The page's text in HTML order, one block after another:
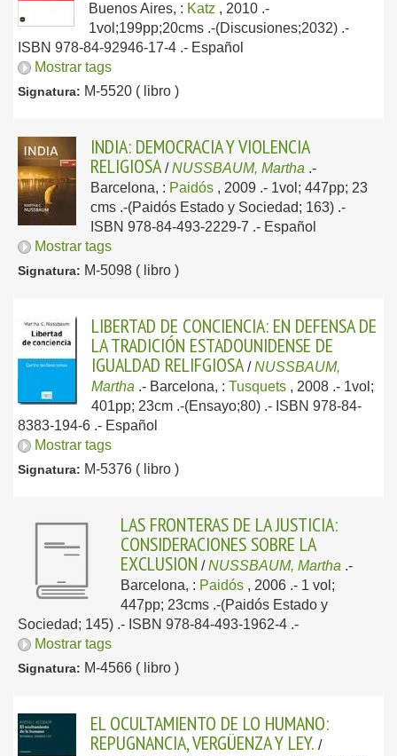
Buenos Aires, : Katz , 2010 .-
1vol;199pp;20cms .-(Discusiones;2032) .-
ISBN 978-84-92946-17-4 .- Español
Mostrar tags
Signatura: M-5520 ( libro )
INDIA: DEMOCRACIA Y VIOLENCIA
RELIGIOSA /NUSSBAUM, Martha .-
Barcelona, : Paidós , 2009 .- 1vol; 447pp; 23
cms .-(Paidós Estado y Sociedad; 163) .-
ISBN 978-84-493-2229-7 .- Español
Mostrar tags
Signatura: M-5098 ( libro )
LIBERTAD DE CONCIENCIA: EN DEFENSA DE
LA TRADICIÓN ESTADOUNIDENSE DE
IGUALDAD RELIFGIOSA /NUSSBAUM,
Martha .- Barcelona, : Tusquets , 2008 .- 1vol;
401pp; 23cm .-(Ensayo;80) .- ISBN 978-84-
8383-194-6 .- Español
Mostrar tags
Signatura: M-5376 ( libro )
LAS FRONTERAS DE LA JUSTICIA:
CONSIDERACIONES SOBRE LA
EXCLUSION /NUSSBAUM, Martha .-
Barcelona, : Paidós , 2006 .- 1 vol;
447pp; 23cms .-(Paidós Estado y
Sociedad; 145) .- ISBN 978-84-493-1962-4 .-
Mostrar tags
Signatura: M-4566 ( libro )
EL OCULTAMIENTO DE LO HUMANO:
REPUGNANCIA, VERGÜENZA Y LEY. /